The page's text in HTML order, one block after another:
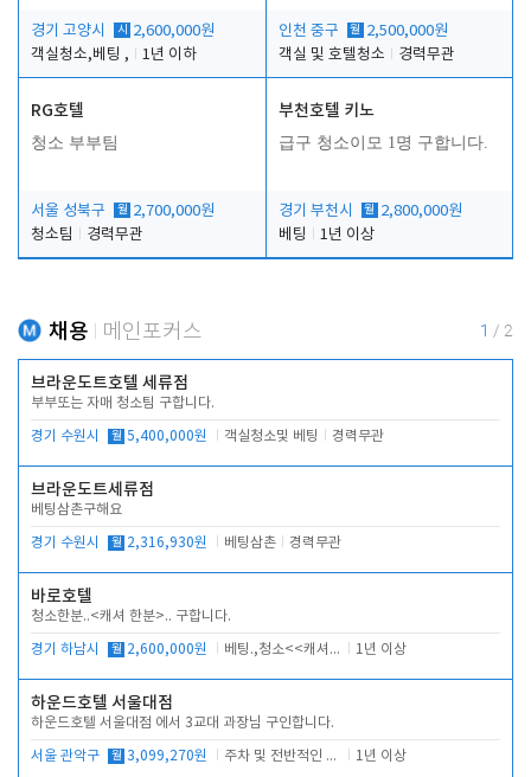
경기 고양시 시
2,600,000원
객실청소,베팅 ,
1년 이하
인천 중구 월 2,500,000원
객실 및 호텔청소
경력무관
RG호텔
청소 부부팀
서울 성북구 월 2,700,000원
청소팀
경력무관
부천호텔 키노
급구 청소이모 1명 구합니다.
경기 부천시 월 2,800,000원
베팅
1년 이상
채용 메인포커스 1 / 2
브라운도트호텔 세류점
부부또는 자매 청소팀 구합니다.
경기 수원시 월 5,400,000원 객실청소및 베팅 경력무관
브라운도트세류점
베팅삼촌구해요
경기 수원시 월 2,316,930원 베팅삼촌 경력무관
바로호텔
청소한분..<캐셔 한분>.. 구합니다.
경기 하남시 월 2,600,000원 베팅.,청소<<캐셔 모셔봅니다. 1년 이상
하운드호텔 서울대점
하운드호텔 서울대점 에서 3교대 과장님 구인합니다.
서울 관악구 월 3,099,270원 주차 및 전반적인 당번업무 1년 이상